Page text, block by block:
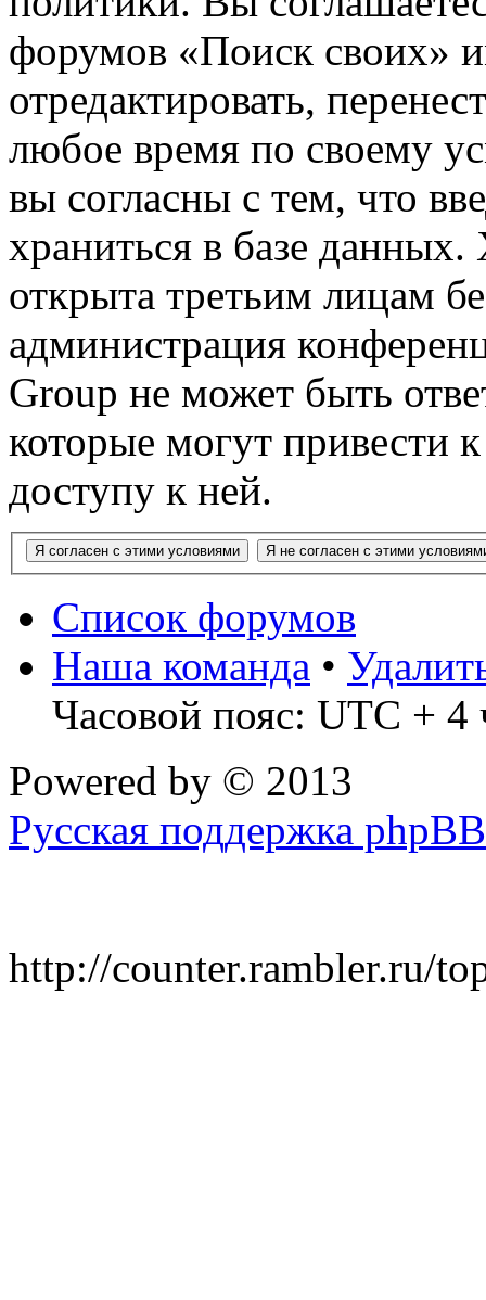
форумов «Поиск своих»
отредактировать,
любое время по своему
вы согласны с тем, что
храниться в базе
открыта третьим лицам
администрация
Group не может быть
которые могут привести
доступу к ней.
Список форумов
Наша команда •
Часовой пояс: UTC + 4
Powered by © 2013
Русская поддержка phpBB
http://counter.rambler.ru/